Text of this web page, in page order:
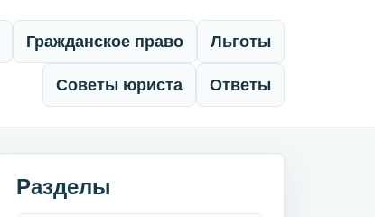
Гражданское право Льготы
Советы юриста Ответы
Разделы